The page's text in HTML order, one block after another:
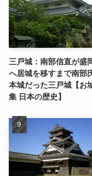
三戸城：南部信直が盛
へ居城を移すまで南部
本城だった三戸城【お
集 日本の歴史】